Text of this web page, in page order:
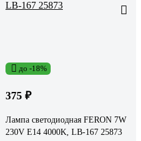
до -18%
375 ₽
Лампа светодиодная FERON 7W
230V E14 4000K, LB-167 25873